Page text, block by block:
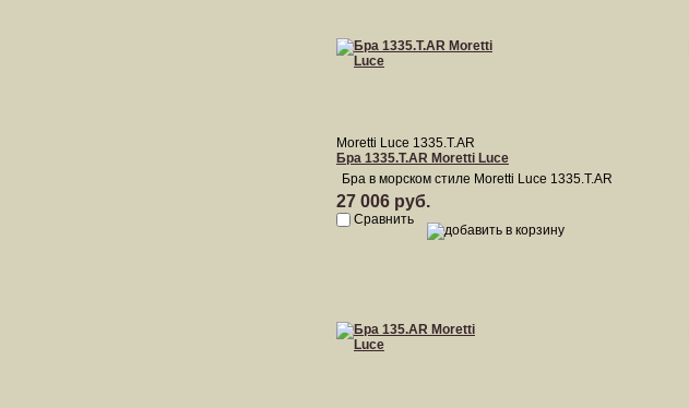
Moretti Luce 1335.T.AR
Бра 1335.T.AR Moretti Luce
Бра в морском стиле Moretti Luce 1335.T.AR
27 006 руб.
Сравнить